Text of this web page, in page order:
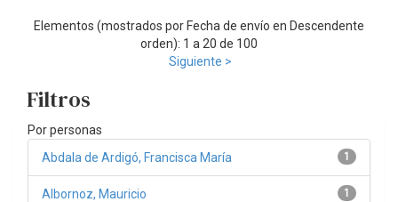
Elementos (mostrados por Fecha de envío en Descendente
orden): 1 a 20 de 100
Siguiente >
Filtros
Por personas
1
Abdala de Ardigó, Francisca María
1
Albornoz, Mauricio